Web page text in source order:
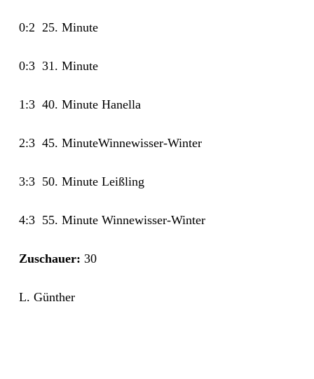
0:2 25. Minute
0:3 31. Minute
1:3 40. Minute Hanella
2:3 45. MinuteWinnewisser-Winter
3:3 50. Minute Leißling
4:3 55. Minute Winnewisser-Winter
Zuschauer: 30
L. Günther